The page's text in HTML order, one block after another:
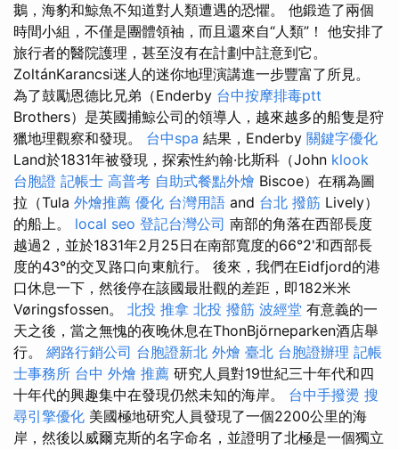
鵝，海豹和鯨魚不知道對人類遭遇的恐懼。 他鍛造了兩個
時間小組，不僅是團體領袖，而且還來自“人類”！ 他安排了
旅行者的醫院護理，甚至沒有在計劃中註意到它。
ZoltánKarancsi迷人的迷你地理演講進一步豐富了所見。
為了鼓勵恩德比兄弟（Enderby 台中按摩排毒ptt
Brothers）是英國捕鯨公司的領導人，越來越多的船隻是狩
獵地理觀察和發現。 台中spa 結果，Enderby 關鍵字優化
Land於1831年被發現，探索性約翰·比斯科（John klook
台胞證 記帳士 高普考 自助式餐點外燴 Biscoe）在稱為圖
拉（Tula 外燴推薦 優化 台灣用語 and 台北 撥筋 Lively）
的船上。 local seo 登記台灣公司 南部的角落在西部長度
越過2，並於1831年2月25日在南部寬度的66°2'和西部長
度的43°的交叉路口向東航行。 後來，我們在Eidfjord的港
口休息一下，然後停在該國最壯觀的差距，即182米米
Vøringsfossen。 北投 推拿 北投 撥筋 波經堂 有意義的一
天之後，當之無愧的夜晚休息在ThonBjörneparken酒店舉
行。 網路行銷公司 台胞證新北 外燴 臺北 台胞證辦理 記帳
士事務所 台中 外燴 推薦 研究人員對19世紀三十年代和四
十年代的興趣集中在發現仍然未知的海岸。 台中手撥燙 搜
尋引擎優化 美國極地研究人員發現了一個2200公里的海
岸，然後以威爾克斯的名字命名，並證明了北極是一個獨立